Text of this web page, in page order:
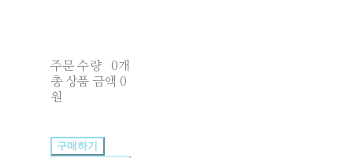
주문 수량
0개
총 상품 금액 0
원
구매하기